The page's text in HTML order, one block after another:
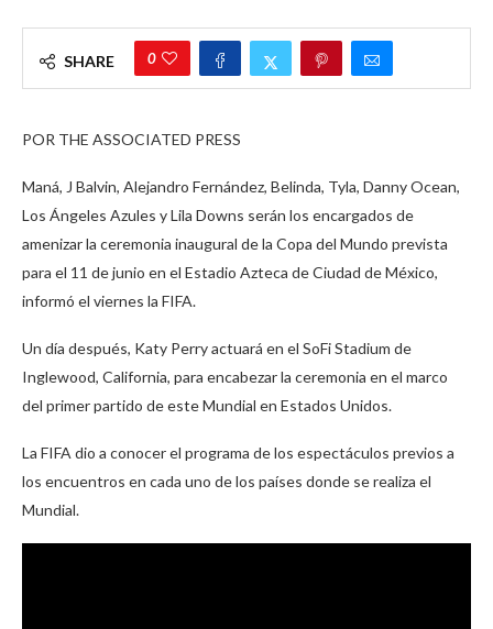
SHARE 0
POR THE ASSOCIATED PRESS
Maná, J Balvin, Alejandro Fernández, Belinda, Tyla, Danny Ocean,
Los Ángeles Azules y Lila Downs serán los encargados de
amenizar la ceremonia inaugural de la Copa del Mundo prevista
para el 11 de junio en el Estadio Azteca de Ciudad de México,
informó el viernes la FIFA.
Un día después, Katy Perry actuará en el SoFi Stadium de
Inglewood, California, para encabezar la ceremonia en el marco
del primer partido de este Mundial en Estados Unidos.
La FIFA dio a conocer el programa de los espectáculos previos a
los encuentros en cada uno de los países donde se realiza el
Mundial.